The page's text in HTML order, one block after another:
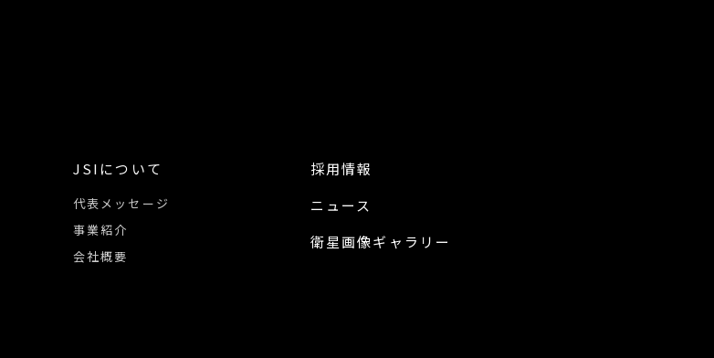
JSIについて
代表メッセージ
事業紹介
会社概要
採用情報
ニュース
衛星画像ギャラリー